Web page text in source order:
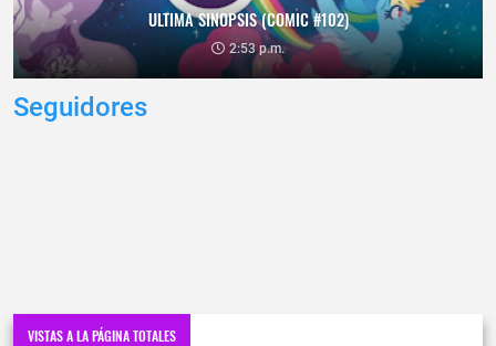
ULTIMA SINOPSIS (COMIC #102)
2:53 p.m.
Seguidores
VISTAS A LA PÁGINA TOTALES